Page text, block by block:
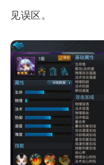
见误区。